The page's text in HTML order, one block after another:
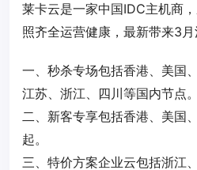
莱卡云是一家中国IDC主机商
照齐全运营健康，最新带来3月
一、秒杀专场包括香港、美国
江苏、浙江、四川等国内节点。
二、新客专享包括香港、美国
起。
三、特价方案企业云包括浙江